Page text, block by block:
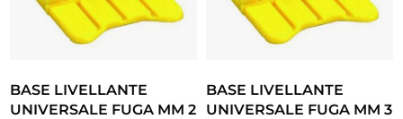
BASE LIVELLANTE
UNIVERSALE FUGA MM 2
BASE LIVELLANTE
UNIVERSALE FUGA MM 3